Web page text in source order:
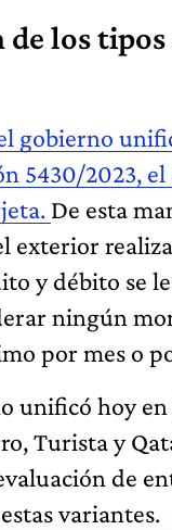
los tipos
gobierno
5430/2023,
De esta
exterior
y débito se
ningún
por mes o
unificó hoy en
Turista y
de
variantes.